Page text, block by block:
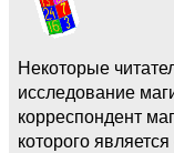
Некоторые
исследование
корреспондент
которого